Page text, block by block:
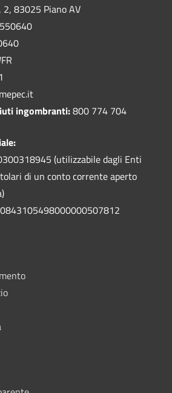
83025 Piano AV
ingombranti:800 774 704
(utilizzabile dagli Enti
di un conto corrente aperto